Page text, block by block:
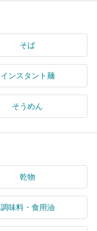
そば
インスタント麺
そうめん
乾物
調味料・食用油